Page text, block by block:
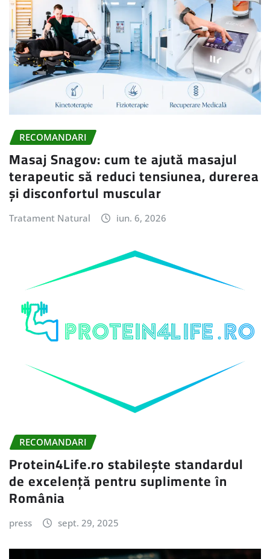
RECOMANDARI
Masaj Snagov: cum te ajută masajul
terapeutic să reduci tensiunea, durerea
și disconfortul muscular
Tratament Natural iun. 6, 2026
RECOMANDARI
Protein4Life.ro stabilește standardul
de excelență pentru suplimente în
România
press sept. 29, 2025